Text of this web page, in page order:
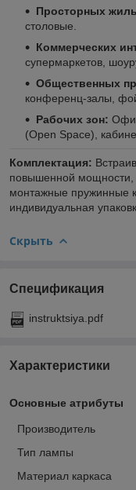
Просторных
столовые.
Коммерческих
супермаркетов,
Общественных
конференц-залы,
Рабочих зон:
(Open Space),
Комплектация:
повышенной мощности,
монтажные пружинные
индивидуальная
Скрыть
Спецификация
instruktsiya.pdf
Характеристики
Основные атрибуты
Производитель
Тип лампы
Материал каркаса